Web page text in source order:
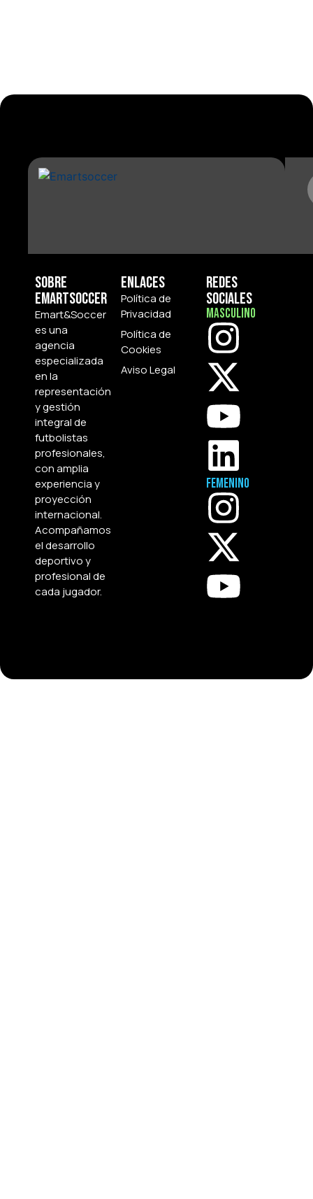
Sobre
Emartsoccer
Emart&Soccer
es una
agencia
especializada
en la
representación
y gestión
integral de
futbolistas
profesionales,
con amplia
experiencia y
proyección
internacional.
Acompañamos
el desarrollo
deportivo y
profesional de
cada jugador.
Enlaces
Política de
Privacidad
Política de
Cookies
Aviso Legal
Redes
Sociales
Masculino
Femenino